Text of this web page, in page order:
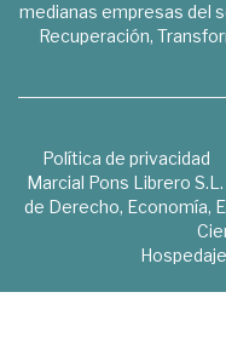
medianas empresas del
Recuperación,
Política de privacidad
Marcial Pons Librero
de Derecho, Economía,